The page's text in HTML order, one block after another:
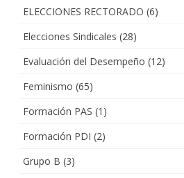
ELECCIONES RECTORADO (6)
Elecciones Sindicales (28)
Evaluación del Desempeño (12)
Feminismo (65)
Formación PAS (1)
Formación PDI (2)
Grupo B (3)